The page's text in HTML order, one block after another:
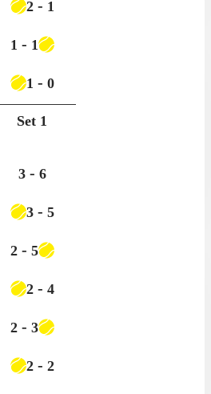
2 - 1
1 - 1
1 - 0
Set 1
3 - 6
3 - 5
2 - 5
2 - 4
2 - 3
2 - 2